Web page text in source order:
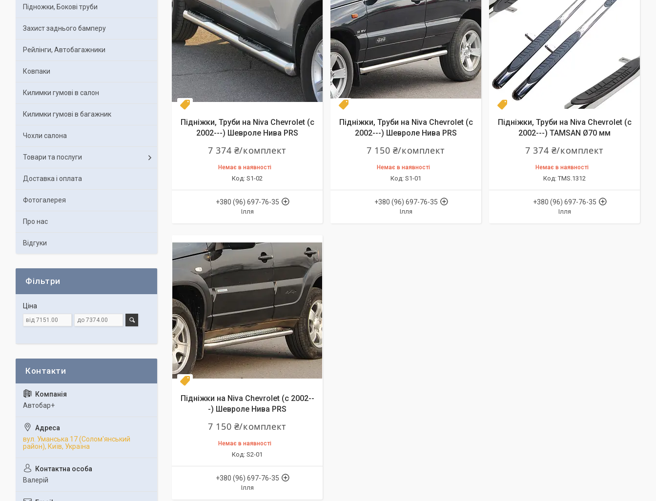
Підніжки, Труби на Niva Chevrolet (c
2002---) Шевроле Нива PRS
7 374 ₴/комплект
Немає в наявності
S1-02
+380 (96) 697-76-35
Ілля
Підніжки, Труби на Niva Chevrolet (c
2002---) Шевроле Нива PRS
7 150 ₴/комплект
Немає в наявності
S1-01
+380 (96) 697-76-35
Ілля
Підніжки, Труби на Niva Chevrolet (c
2002---) TAMSAN Ø70 мм
7 374 ₴/комплект
Немає в наявності
TMS.1312
+380 (96) 697-76-35
Ілля
Підніжки на Niva Chevrolet (c 2002--
-) Шевроле Нива PRS
7 150 ₴/комплект
Немає в наявності
S2-01
+380 (96) 697-76-35
Ілля
Підножки, Бокові труби
Захист заднього бамперу
Рейлінги, Автобагажники
Ковпаки
Килимки гумові в салон
Килимки гумові в багажник
Чохли салона
Товари та послуги
Доставка і оплата
Фотогалерея
Про нас
Відгуки
Фільтри
Ціна
Автобар+
вул. Уманська 17 (Солом'янський
район), Київ, Україна
Валерій